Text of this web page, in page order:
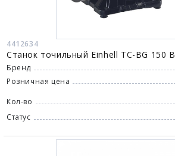
4412634
Станок точильный Einhell TC-BG 150 B
Бренд
Розничная цена
Кол-во
Статус